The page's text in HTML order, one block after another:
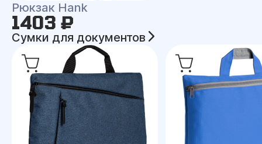
Рюкзак Hank
1403 ₽
Сумки для документов